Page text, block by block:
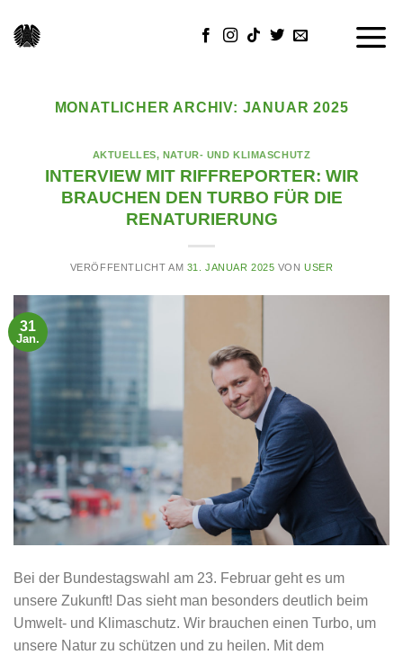
MONATLICHER ARCHIV: JANUAR 2025
AKTUELLES, NATUR- UND KLIMASCHUTZ
INTERVIEW MIT RIFFREPORTER: WIR
BRAUCHEN DEN TURBO FÜR DIE
RENATURIERUNG
VERÖFFENTLICHT AM 31. JANUAR 2025 VONUSER
31
Jan.
Bei der Bundestagswahl am 23. Februar geht es um
unsere Zukunft! Das sieht man besonders deutlich beim
Umwelt- und Klimaschutz. Wir brauchen einen Turbo, um
unsere Natur zu schützen und zu heilen. Mit dem